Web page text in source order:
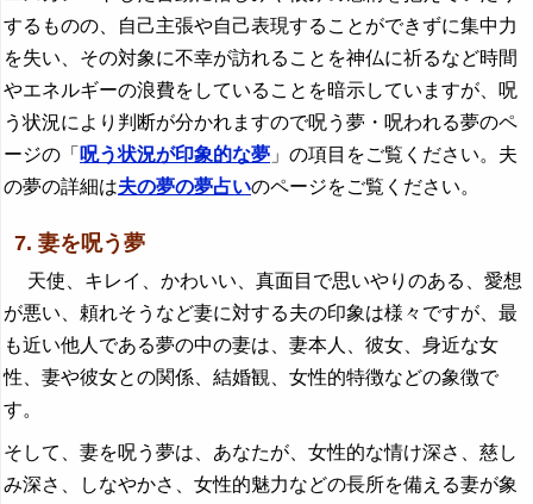
するものの、自己主張や自己表現することができずに集中力
を失い、その対象に不幸が訪れることを神仏に祈るなど時間
やエネルギーの浪費をしていることを暗示していますが、呪
う状況により判断が分かれますので呪う夢・呪われる夢のペ
ージの「 呪う状況が印象的な夢 」の項目をご覧ください。夫
の夢の詳細は夫の夢の夢占いのページをご覧ください。
7. 妻を呪う夢
天使、キレイ、かわいい、真面目で思いやりのある、愛想
が悪い、頼れそうなど妻に対する夫の印象は様々ですが、最
も近い他人である夢の中の妻は、妻本人、彼女、身近な女
性、妻や彼女との関係、結婚観、女性的特徴などの象徴で
す。
そして、妻を呪う夢は、あなたが、女性的な情け深さ、慈し
み深さ、しなやかさ、女性的魅力などの長所を備える妻が象